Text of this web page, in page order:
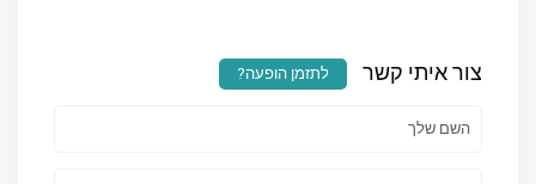
צור איתי קשר לתזמן הופעה?